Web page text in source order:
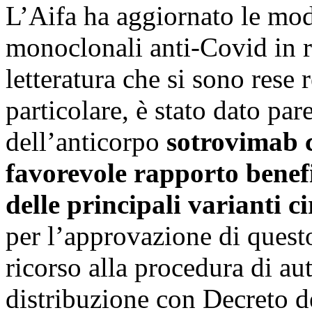
L’Aifa ha aggiornato le
monoclonali anti-Covid in
letteratura che si sono
particolare, è stato dato
dell’anticorpo sotrovimab
favorevole rapporto
delle principali varianti
per l’approvazione di
ricorso alla procedura di
distribuzione con Decreto